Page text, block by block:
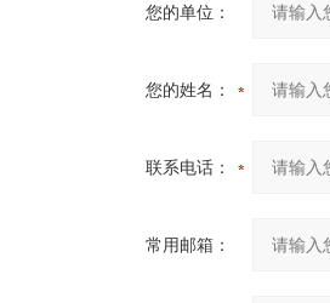
您的单位：
您的姓名：
联系电话：
常用邮箱：